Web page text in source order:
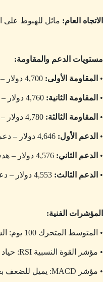
الاتجاه العام: مائل للهبوط على
مستويات الدعم والمقاومة:
• المقاومة الأولى:
• المقاومة الثانية:
• المقاومة الثالثة:
• الدعم الأول:
• الدعم الثاني:
• الدعم الثالث:
المؤشرات الفنية:
• المتوسط المتحرك 100 يوم: السوق قريب منه – دعم مهم للمشترين
• مؤشر القوة النسبية RSI: حياد سلبي – الزخم ليس منهاراً لكنه ليس مريحاً للمشترين
• مؤشر MACD: يميل للضعف بعد تبريد الزخم الصاعد السابق